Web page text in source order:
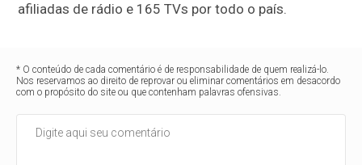
afiliadas de rádio e 165 TVs por todo o país.
* O conteúdo de cada comentário é de responsabilidade de quem realizá-lo.
Nos reservamos ao direito de reprovar ou eliminar comentários em desacordo
com o propósito do site ou que contenham palavras ofensivas.